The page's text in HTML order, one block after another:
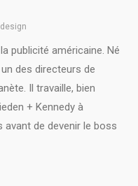
publicité américaine. Né
des directeurs de
Il travaille, bien
+ Kennedy à
avant de devenir le boss